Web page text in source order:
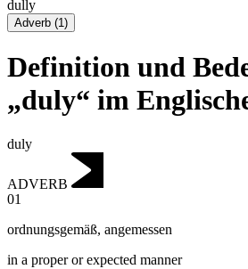
dully
Adverb (1)
Definition und
„duly“ im
duly
ADVERB
01
ordnungsgemäß, angemessen
in a proper or expected manner